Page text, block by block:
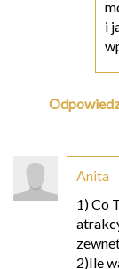
i
Anita
1) Co
2)Ile